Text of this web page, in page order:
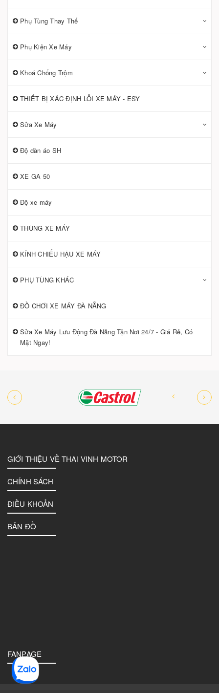
Phụ Tùng Thay Thế
Phụ Kiện Xe Máy
Khoá Chống Trộm
THIẾT BỊ XÁC ĐỊNH LỖI XE MÁY - ESY
Sửa Xe Máy
Độ dàn áo SH
XE GA 50
Độ xe máy
THÙNG XE MÁY
KÍNH CHIẾU HẬU XE MÁY
PHỤ TÙNG KHÁC
ĐỒ CHƠI XE MÁY ĐÀ NẴNG
Sửa Xe Máy Lưu Động Đà Nẵng Tận Nơi 24/7 - Giá Rẻ, Có
Mặt Ngay!
GIỚI THIỆU VỀ THAI VINH MOTOR
CHÍNH SÁCH
ĐIỀU KHOẢN
BẢN ĐỒ
FANPAGE